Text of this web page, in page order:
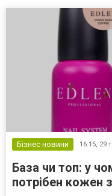
Бізнес новини 16:15, 29
База чи топ: у
потрібен кожен